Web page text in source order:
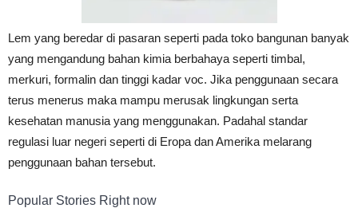
Lem yang beredar di pasaran seperti pada toko bangunan banyak
yang mengandung bahan kimia berbahaya seperti timbal,
merkuri, formalin dan tinggi kadar voc. Jika penggunaan secara
terus menerus maka mampu merusak lingkungan serta
kesehatan manusia yang menggunakan. Padahal standar
regulasi luar negeri seperti di Eropa dan Amerika melarang
penggunaan bahan tersebut.
Popular Stories Right now